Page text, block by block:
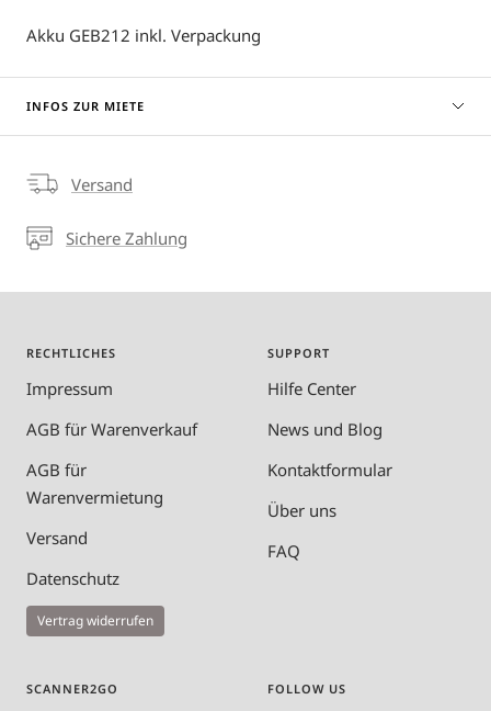
Akku GEB212 inkl. Verpackung
INFOS ZUR MIETE
Versand
Sichere Zahlung
RECHTLICHES
Impressum
AGB für Warenverkauf
AGB für
Warenvermietung
Versand
Datenschutz
Vertrag widerrufen
SUPPORT
Hilfe Center
News und Blog
Kontaktformular
Über uns
FAQ
SCANNER2GO FOLLOW US